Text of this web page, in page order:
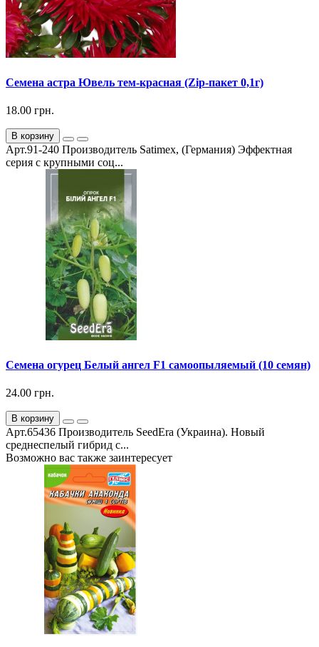
Семена астра Ювель тем-красная (Zip-пакет 0,1г)
18.00 грн.
В корзину
Арт.91-240 Производитель Satimex, (Германия) Эффектная
серия с крупными соц...
Семена огурец Белый ангел F1 самоопыляемый (10 семян)
24.00 грн.
В корзину
Арт.65436 Производитель SeedEra (Украина). Новый
среднеспелый гибрид с...
Возможно вас также заинтересует